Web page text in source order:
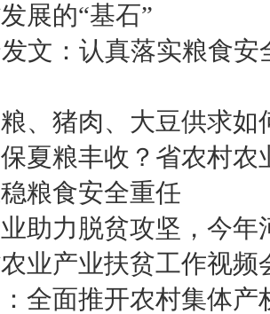
展的“基石”
文：认真落实粮食
、猪肉、大豆供求
夏粮丰收？省农村农
粮食安全重任
助力脱贫攻坚，今
业产业扶贫工作视频
全面推开农村集体产